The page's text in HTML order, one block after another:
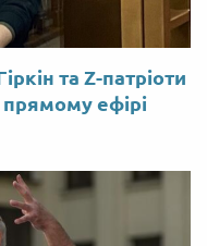
та Z-патріоти
ефірі